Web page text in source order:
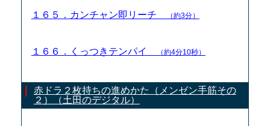
１６５．カンチャン即リーチ （約3分）
１６６．くっつきテンパイ （約4分10秒）
赤ドラ２枚持ちの進めかた（メンゼン手筋その
２）（土田のデジタル）